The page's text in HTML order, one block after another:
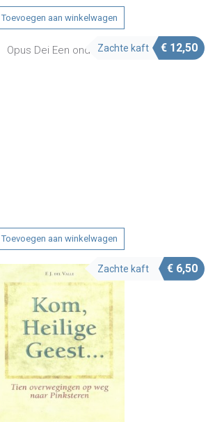
Toevoegen aan winkelwagen
Zachte kaft € 12,50
Toevoegen aan winkelwagen
Zachte kaft € 6,50